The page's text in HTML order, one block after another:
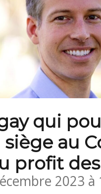
qui
au
profit
2023 à